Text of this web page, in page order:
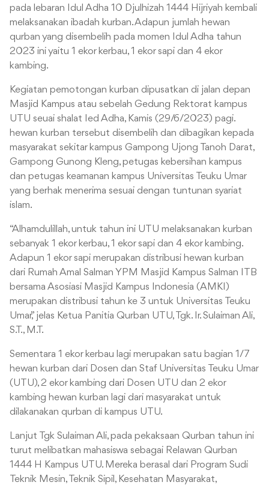
pada lebaran Idul Adha 10 Djulhizah 1444 Hijriyah kembali
melaksanakan ibadah kurban. Adapun jumlah hewan
qurban yang disembelih pada momen Idul Adha tahun
2023 ini yaitu 1 ekor kerbau, 1 ekor sapi dan 4 ekor
kambing.
Kegiatan pemotongan kurban dipusatkan di jalan depan
Masjid Kampus atau sebelah Gedung Rektorat kampus
UTU seuai shalat Ied Adha, Kamis (29/6/2023) pagi.
hewan kurban tersebut disembelih dan dibagikan kepada
masyarakat sekitar kampus Gampong Ujong Tanoh Darat,
Gampong Gunong Kleng, petugas kebersihan kampus
dan petugas keamanan kampus Universitas Teuku Umar
yang berhak menerima sesuai dengan tuntunan syariat
islam.
“Alhamdulillah, untuk tahun ini UTU melaksanakan kurban
sebanyak 1 ekor kerbau, 1 ekor sapi dan 4 ekor kambing.
Adapun 1 ekor sapi merupakan distribusi hewan kurban
dari Rumah Amal Salman YPM Masjid Kampus Salman ITB
bersama Asosiasi Masjid Kampus Indonesia (AMKI)
merupakan distribusi tahun ke 3 untuk Universitas Teuku
Umar,” jelas Ketua Panitia Qurban UTU, Tgk. Ir. Sulaiman Ali,
S.T., M.T.
Sementara 1 ekor kerbau lagi merupakan satu bagian 1/7
hewan kurban dari Dosen dan Staf Universitas Teuku Umar
(UTU), 2 ekor kambing dari Dosen UTU dan 2 ekor
kambing hewan kurban lagi dari masyarakat untuk
dilakanakan qurban di kampus UTU.
Lanjut Tgk Sulaiman Ali, pada pekaksaan Qurban tahun ini
turut melibatkan mahasiswa sebagai Relawan Qurban
1444 H Kampus UTU. Mereka berasal dari Program Sudi
Teknik Mesin, Teknik Sipil, Kesehatan Masyarakat,